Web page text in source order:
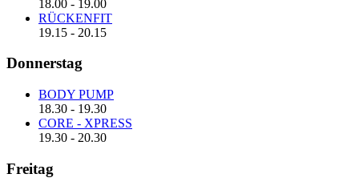
18.00 - 19.00
RÜCKENFIT
19.15 - 20.15
Donnerstag
BODY PUMP
18.30 - 19.30
CORE - XPRESS
19.30 - 20.30
Freitag